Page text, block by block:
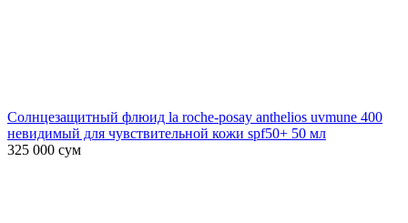
Солнцезащитный флюид la roche-posay anthelios uvmune 400
невидимый для чувствительной кожи spf50+ 50 мл
325 000 сум